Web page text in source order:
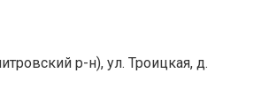
р-н), ул. Троицкая, д.